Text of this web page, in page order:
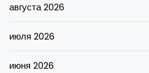
августа 2026
июля 2026
июня 2026